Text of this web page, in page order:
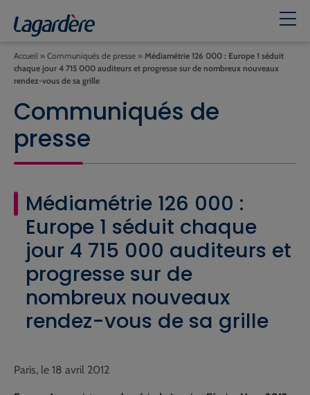
Accueil » Communiqués de presse » Médiamétrie 126 000 : Europe 1 séduit
chaque jour 4 715 000 auditeurs et progresse sur de nombreux nouveaux
rendez-vous de sa grille
Communiqués de
presse
Médiamétrie 126 000 :
Europe 1 séduit chaque
jour 4 715 000 auditeurs et
progresse sur de
nombreux nouveaux
rendez-vous de sa grille
Paris, le 18 avril 2012